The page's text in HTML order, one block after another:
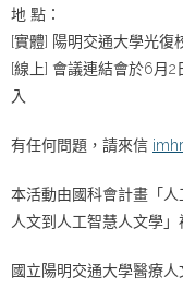
地 點：
[實體] 陽明交通大學光復
[線上] 會議連結會於6月
入
有任何問題，請來信
本活動由國科會計畫「
人文到人工智慧人文學」
國立陽明交通大學醫療